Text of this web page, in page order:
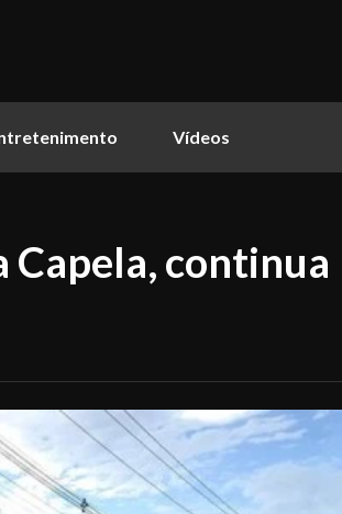
Vídeos
Capela, continua